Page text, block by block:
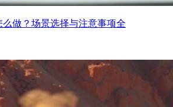
做？场景选择与注意事项全